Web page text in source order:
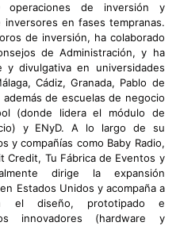
de inversión y
en fases tempranas.
de inversión, ha colaborado
de Administración, y ha
y divulgativa en universidades
Cádiz, Granada, Pablo de
de escuelas de negocio
(donde lidera el módulo de
y ENyD. A lo largo de su
y compañías como Baby Radio,
Credit, Tu Fábrica de Eventos y
dirige la expansión
Estados Unidos y acompaña a
el diseño, prototipado e
innovadores (hardware y